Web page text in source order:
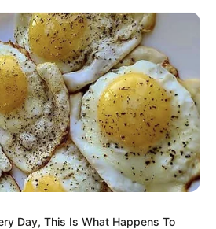
Day, This Is What Happens To